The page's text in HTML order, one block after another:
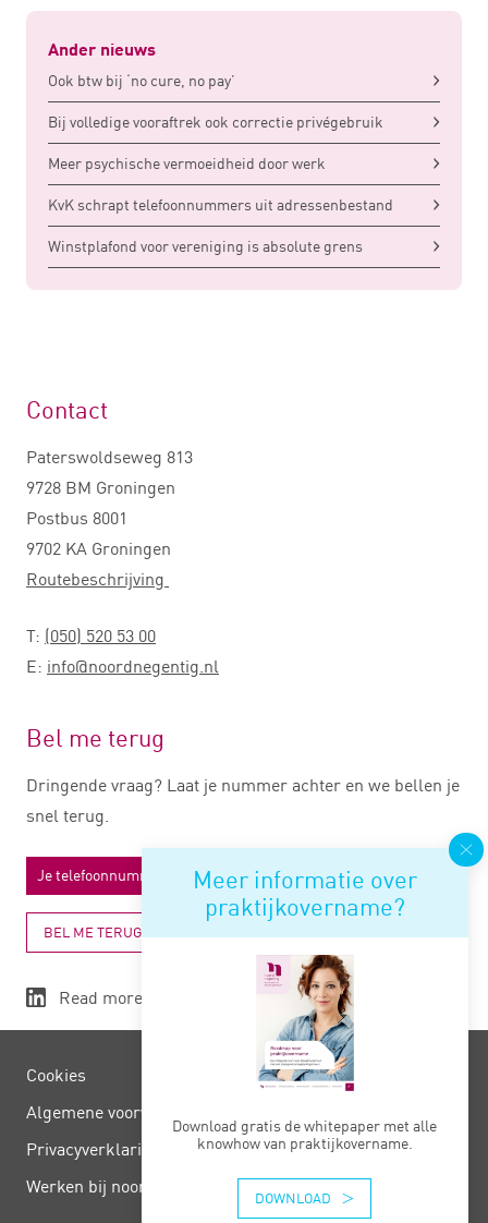
Ander nieuws
Ook btw bij ‘no cure, no pay’
Bij volledige vooraftrek ook correctie privégebruik
Meer psychische vermoeidheid door werk
KvK schrapt telefoonnummers uit adressenbestand
Winstplafond voor vereniging is absolute grens
Meer informatie over
praktijkovername?
Download gratis de whitepaper met alle
knowhow van praktijkovername.
DOWNLOAD
Contact
Paterswoldseweg 813
9728 BM Groningen
Postbus 8001
9702 KA Groningen
Routebeschrijving
T: (050) 520 53 00
E: info@noordnegentig.nl
Bel me terug
Dringende vraag? Laat je nummer achter en we bellen je
snel terug.
BEL ME TERUG
Read more
Cookies
Algemene voorwaarden
Privacy­verklaring
Werken bij noord negentig